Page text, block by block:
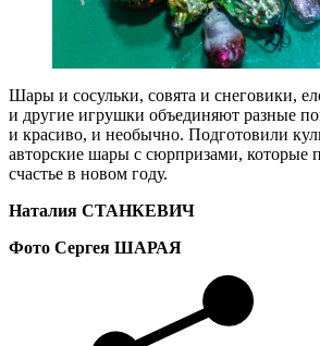
Шары и сосульки, совята и снеговики,
и другие игрушки объединяют разные
и красиво, и необычно. Подготовили
авторские шары с сюрпризами, которые
счастье в новом году.
Наталия СТАНКЕВИЧ
Фото Сергея ШАРАЯ